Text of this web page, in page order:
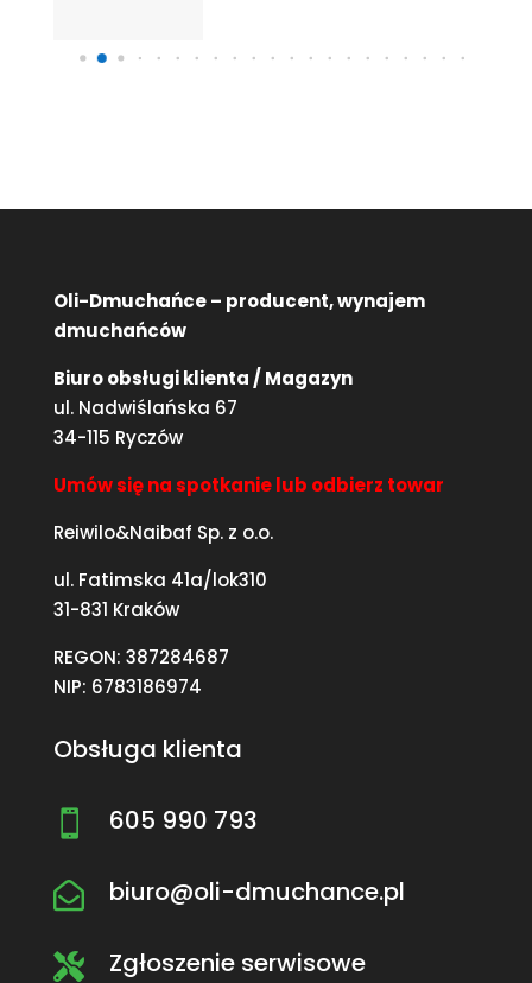
Oli-Dmuchańce – producent, wynajem
dmuchańców
Biuro obsługi klienta / Magazyn
ul. Nadwiślańska 67
34-115 Ryczów
Umów się na spotkanie lub odbierz towar
Reiwilo&Naibaf Sp. z o.o.
ul. Fatimska 41a/lok310
31-831 Kraków
REGON: 387284687
NIP: 6783186974
Obsługa klienta
 605 990 793
 biuro@oli-dmuchance.pl
 Zgłoszenie serwisowe